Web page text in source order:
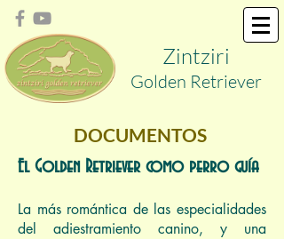
Zintziri
Golden Retriever
DOCUMENTOS
El Golden Retriever como perro guía
La más romántica de las especialidades
del adiestramiento canino, y una